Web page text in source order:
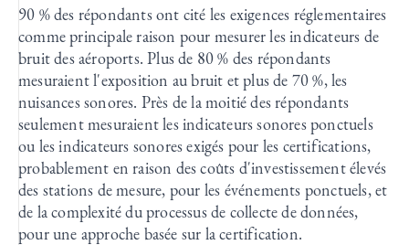
90 % des répondants ont cité les exigences réglementaires
comme principale raison pour mesurer les indicateurs de
bruit des aéroports. Plus de 80 % des répondants
mesuraient l'exposition au bruit et plus de 70 %, les
nuisances sonores. Près de la moitié des répondants
seulement mesuraient les indicateurs sonores ponctuels
ou les indicateurs sonores exigés pour les certifications,
probablement en raison des coûts d'investissement élevés
des stations de mesure, pour les événements ponctuels, et
de la complexité du processus de collecte de données,
pour une approche basée sur la certification.